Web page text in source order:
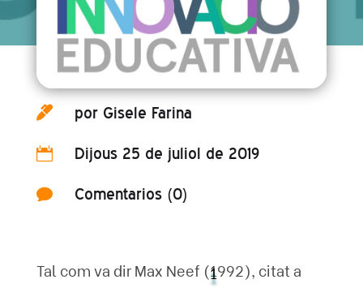
 por Gisele Farina
 Dijous 25 de juliol de 2019
 Comentarios (0)
Tal com va dir Max Neef (1992), citat a
1